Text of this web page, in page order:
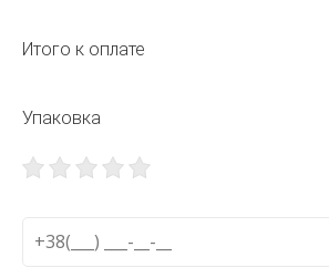
Итого к оплате
Упаковка